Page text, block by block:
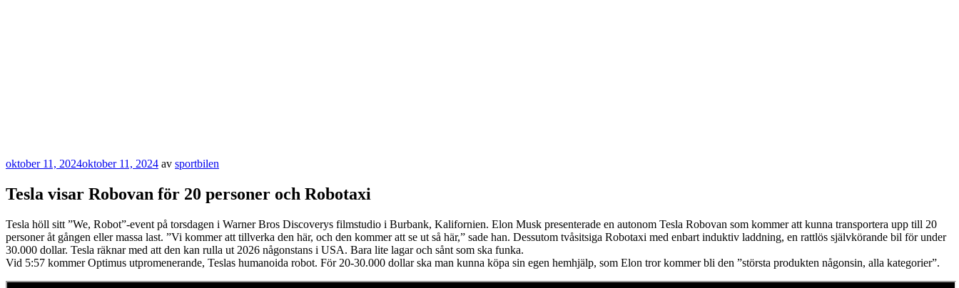
Publicerat
oktober 11, 2024oktober 11, 2024 av sportbilen
Tesla visar Robovan för 20 personer och Robotaxi
Tesla höll sitt ”We, Robot”-event på torsdagen i Warner Bros Discoverys filmstudio i Burbank, Kalifornien. Elon Musk presenterade en autonom Tesla Robovan som kommer att kunna transportera upp till 20
personer åt gången eller massa last. ”Vi kommer att tillverka den här, och den kommer att se ut så här,” sade han. Dessutom tvåsitsiga Robotaxi med enbart induktiv laddning, en rattlös självkörande bil för under
30.000 dollar. Tesla räknar med att den kan rulla ut 2026 någonstans i USA. Bara lite lagar och sånt som ska funka.
Vid 5:57 kommer Optimus utpromenerande, Teslas humanoida robot. För 20-30.000 dollar ska man kunna köpa sin egen hemhjälp, som Elon tror kommer bli den ”största produkten någonsin, alla kategorier”.